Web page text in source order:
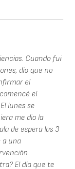
Cuando fui
dio que no
el
el
lunes se
me dio la
de espera las 3
a una
El día que te